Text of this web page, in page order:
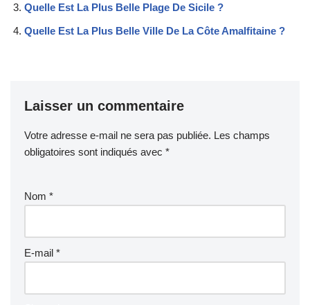
Quelle Est La Plus Belle Plage De Sicile ?
Quelle Est La Plus Belle Ville De La Côte Amalfitaine ?
Laisser un commentaire
Votre adresse e-mail ne sera pas publiée. Les champs
obligatoires sont indiqués avec *
Nom *
E-mail *